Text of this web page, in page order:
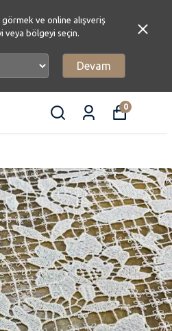
ve online alışveriş
veya bölgeyi seçin.
Devam
0